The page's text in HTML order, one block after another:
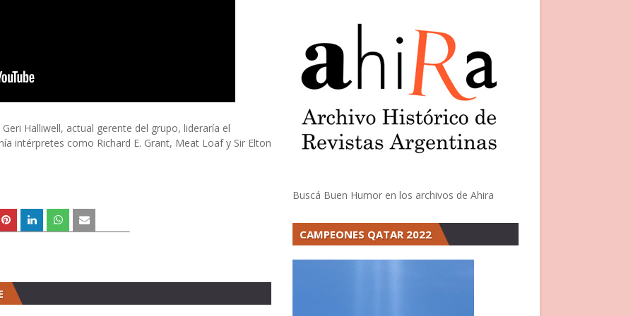
Halliwell, actual gerente del grupo, lideraría el
intérpretes como Richard E. Grant, Meat Loaf y Sir Elton
Buscá Buen Humor en los archivos de Ahira
CAMPEONES QATAR 2022